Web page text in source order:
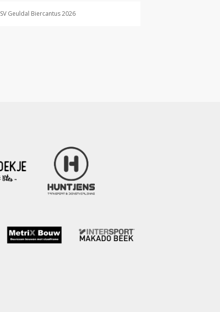
SV Geuldal Biercantus 2026